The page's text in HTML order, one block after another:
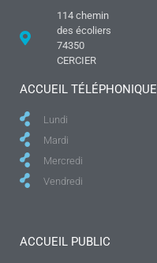
114 chemin
des écoliers
74350
CERCIER
ACCUEIL TÉLÉPHONIQUE
Lundi
Mardi
Mercredi
Vendredi
ACCUEIL PUBLIC